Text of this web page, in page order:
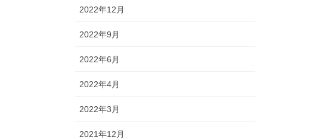
2022年12月
2022年9月
2022年6月
2022年4月
2022年3月
2021年12月